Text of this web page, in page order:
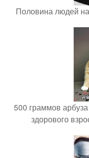
Половина людей
500 граммов
здорового